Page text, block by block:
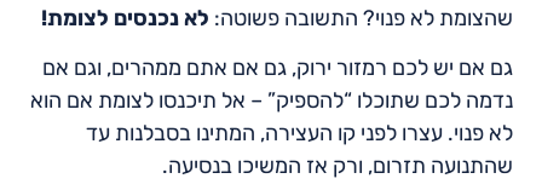
שהצומת לא פנוי? התשובה פשוטה: לא נכנסים לצומת!
גם אם יש לכם רמזור ירוק, גם אם אתם ממהרים, וגם אם
נדמה לכם שתוכלו “להספיק” – אל תיכנסו לצומת אם הוא
לא פנוי. עצרו לפני קו העצירה, המתינו בסבלנות עד
שהתנועה תזרום, ורק אז המשיכו בנסיעה.